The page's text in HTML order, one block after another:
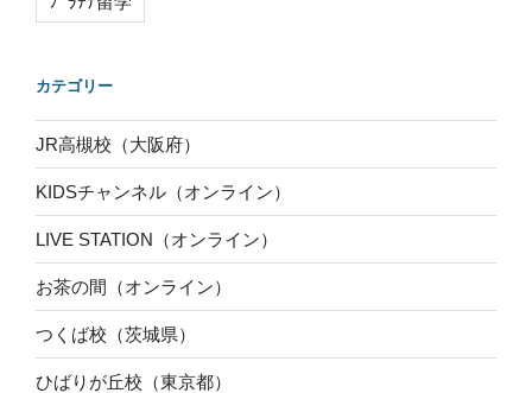
カテゴリー
JR高槻校（大阪府）
KIDSチャンネル（オンライン）
LIVE STATION（オンライン）
お茶の間（オンライン）
つくば校（茨城県）
ひばりが丘校（東京都）